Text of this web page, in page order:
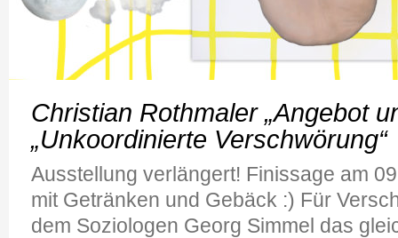
Christian Rothmaler „Angebot
„Unkoordinierte Verschwörung“
Ausstellung verlängert! Finissage am
mit Getränken und Gebäck :) Für
dem Soziologen Georg Simmel das